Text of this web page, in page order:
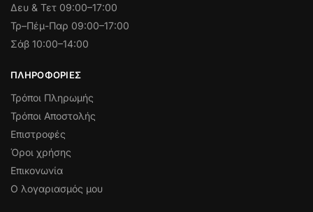
Δευ & Τετ 09:00–17:00
Τρ–Πέμ-Παρ 09:00–17:00
Σάβ 10:00–14:00
ΠΛΗΡΟΦΟΡΊΕΣ
Τρόποι Πληρωμής
Τρόποι Αποστολής
Επιστροφές
Όροι χρήσης
Επικονωνία
Ο λογαριασμός μου